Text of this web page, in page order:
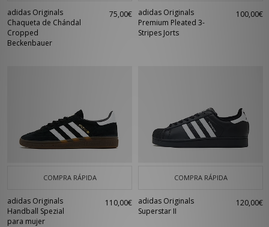
adidas Originals
Chaqueta de Chándal
Cropped
Beckenbauer
75,00€
adidas Originals
Premium Pleated 3-
Stripes Jorts
100,00€
COMPRA RÁPIDA
adidas Originals
Handball Spezial
para mujer
110,00€
COMPRA RÁPIDA
adidas Originals
Superstar II
120,00€